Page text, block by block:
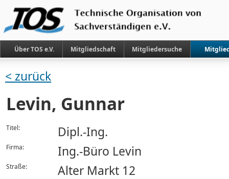
Über TOS e.V. Mitgliedschaft Mitgliedersuche
< zurück
Levin, Gunnar
Titel: Dipl.-Ing.
Firma: Ing.-Büro Levin
Straße: Alter Markt 12